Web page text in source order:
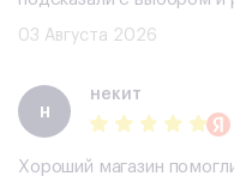
03 Августа 2026
н
некит
Хороший магазин